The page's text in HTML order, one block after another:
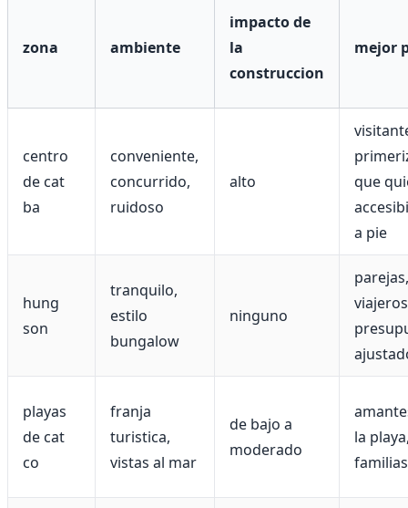
zona ambiente
impacto de
la
construccion
mejor
centro
de cat
ba
conveniente,
concurrido,
ruidoso
alto
que
a pie
hung
son
tranquilo,
estilo
bungalow
ninguno
parejas,
playas
de cat
co
franja
turistica,
vistas al mar
de bajo a
moderado
la
familias